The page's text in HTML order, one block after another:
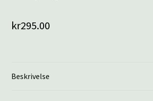
kr295.00
Beskrivelse